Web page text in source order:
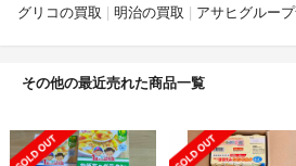
グリコの買取 明治の買取 アサヒグルー
その他の最近売れた商品一覧